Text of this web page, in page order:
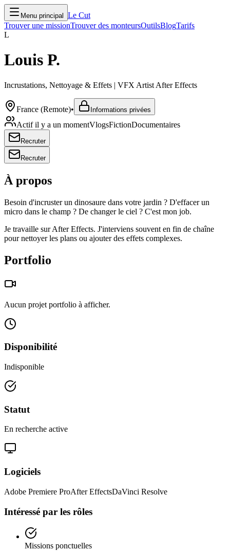
Menu principal
Le Cut
Trouver une missionTrouver des monteursOutilsBlogTarifs
L
Louis P.
Incrustations, Nettoyage & Effets | VFX Artist After Effects
France (Remote)• Informations privées
Actif il y a un momentVlogsFictionDocumentaires
Recruter
Recruter
À propos
Besoin d'incruster un dinosaure dans votre jardin ? D'effacer un
micro dans le champ ? De changer le ciel ? C'est mon job.
Je travaille sur After Effects. J'interviens souvent en fin de chaîne
pour nettoyer les plans ou ajouter des effets complexes.
Portfolio
Aucun projet portfolio à afficher.
Disponibilité
Indisponible
Statut
En recherche active
Logiciels
Adobe Premiere ProAfter EffectsDaVinci Resolve
Intéressé par les rôles
Missions ponctuelles